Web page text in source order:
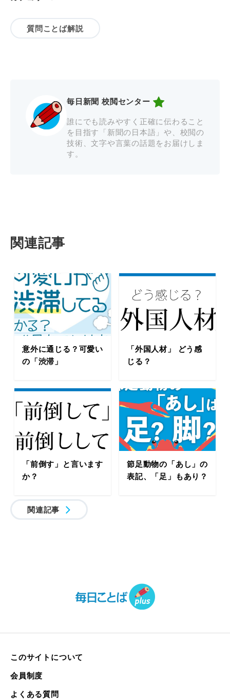
質問ことば解説
毎日新聞 校閲センター
誰にでも読みやすく正確に伝わること
を目指す「新聞の日本語」や、校閲の
技術、文字や言葉の話題をお届けしま
す。
関連記事
意外に通じる？可愛い
の「渋滞」
「外国人材」 どう感
じる？
「前倒す」と言います
か？
節足動物の「あし」の
表記、「足」もあり？
関連記事
このサイトについて
会員制度
よくある質問